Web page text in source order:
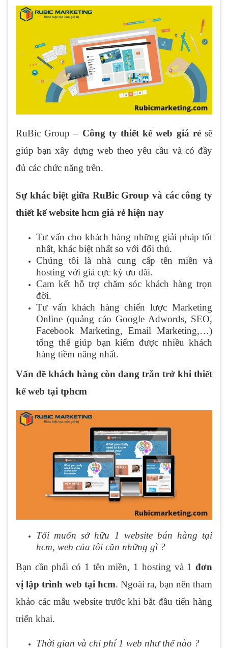
RuBic Group – Công ty thiết kế web giá rẻsẽ
giúp bạn xây dựng web theo yêu cầu và có đầy
đủ các chức năng trên.
Sự khác biệt giữa RuBic Group và các công ty
thiết kế website hcm giá rẻ hiện nay
Tư vấn cho khách hàng những giải pháp tốt
nhất, khác biệt nhất so với đối thủ.
Chúng tôi là nhà cung cấp tên miền và
hosting với giá cực kỳ ưu đãi.
Cam kết hỗ trợ chăm sóc khách hàng trọn
đời.
Tư vấn khách hàng chiến lược Marketing
Online (quảng cáo Google Adwords, SEO,
Facebook Marketing, Email Marketing,…)
tổng thể giúp bạn kiếm được nhiều khách
hàng tiềm năng nhất.
Vấn đề khách hàng còn đang trăn trở khi thiết
kế web tại tphcm
Tối muốn sở hữu 1 website bán hàng tại
hcm, web của tôi cần những gì ?
Bạn cần phải có 1 tên miền, 1 hosting và 1 đơn
vị lập trình web tại hcm. Ngoài ra, bạn nên tham
khảo các mẫu website trước khi bắt đầu tiến hàng
triển khai.
Thời gian và chi phí 1 web như thế nào ?